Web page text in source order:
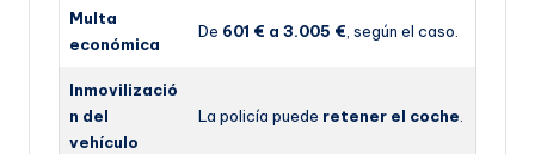
Multa
económica
De 601 € a 3.005 € , según el caso.
Inmovilizació
n del
vehículo
La policía puede retener el coche